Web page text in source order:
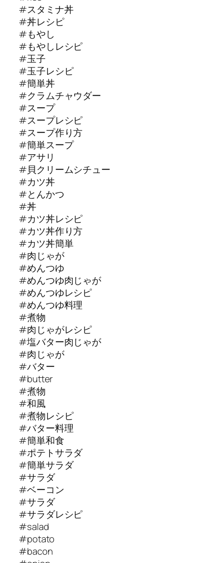
#スタミナ丼
#丼レシピ
#もやし
#もやしレシピ
#玉子
#玉子レシピ
#簡単丼
#クラムチャウダー
#スープ
#スープレシピ
#スープ作り方
#簡単スープ
#アサリ
#貝クリームシチュー
#カツ丼
#とんかつ
#丼
#カツ丼レシピ
#カツ丼作り方
#カツ丼簡単
#肉じゃが
#めんつゆ
#めんつゆ肉じゃが
#めんつゆレシピ
#めんつゆ料理
#煮物
#肉じゃがレシピ
#塩バター肉じゃが
#肉じゃが
#バター
#butter
#煮物
#和風
#煮物レシピ
#バター料理
#簡単和食
#ポテトサラダ
#簡単サラダ
#サラダ
#ベーコン
#サラダ
#サラダレシピ
#salad
#potato
#bacon